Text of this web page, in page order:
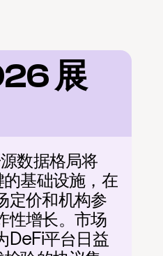
展
数据格局将
基础设施，在
定价和机构参
性增长。市场
DeFi平台日益